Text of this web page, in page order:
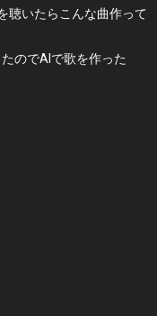
聴いたらこんな曲作って
のでAIで歌を作った